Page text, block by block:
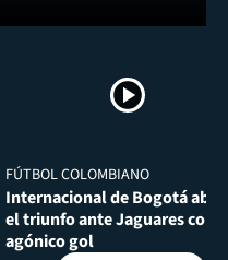
FÚTBOL COLOMBIANO
Internacional de Bogotá
el triunfo ante Jaguares con
agónico gol